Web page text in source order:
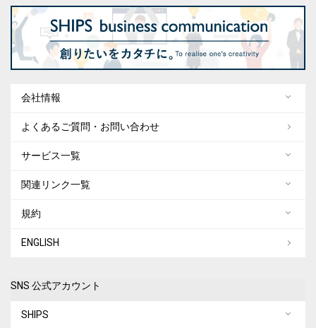
会社情報
よくあるご質問・お問い合わせ
サービス一覧
関連リンク一覧
規約
ENGLISH
SNS 公式アカウント
SHIPS